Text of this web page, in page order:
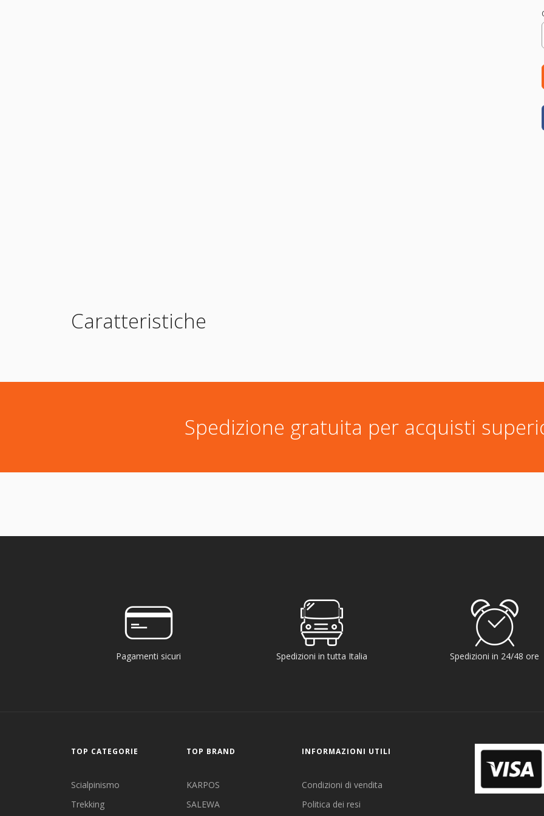
Caratteristiche
Spedizione gratuita per acquisti
Pagamenti sicuri Spedizioni in tutta Italia Spedizioni in 24/48 ore
TOP CATEGORIE
Scialpinismo
Trekking
TOP BRAND
KARPOS
SALEWA
INFORMAZIONI UTILI
Condizioni di vendita
Politica dei resi